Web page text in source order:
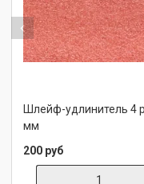
Шлейф-удлинитель 4
мм
200 руб